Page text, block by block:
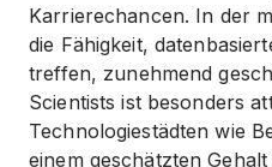
Karrierechancen. In der
die Fähigkeit,
treffen, zunehmend
Scientists ist besonders
Technologiestädten wie
einem geschätzten